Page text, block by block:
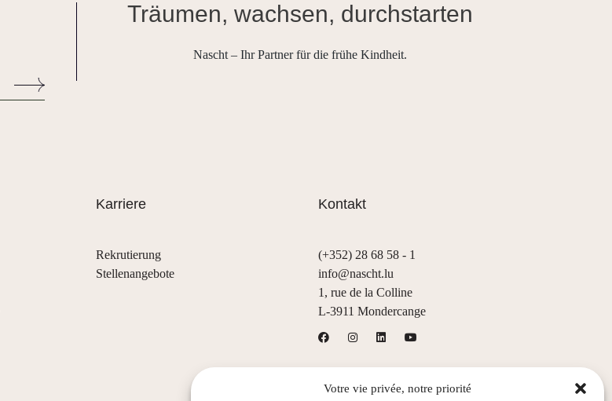
Votre vie privée, notre priorité
Träumen, wachsen, durchstarten
Nascht – Ihr Partner für die frühe Kindheit.
Karriere
Rekrutierung
Stellenangebote
Kontakt
(+352) 28 68 58 - 1
info@nascht.lu
1, rue de la Colline
L-3911 Mondercange